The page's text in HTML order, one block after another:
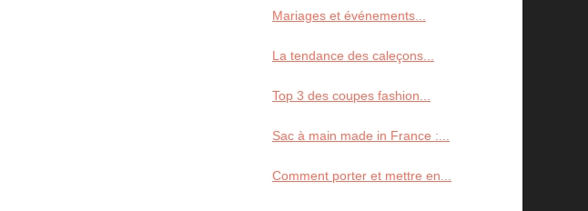
Mariages et événements...
La tendance des caleçons...
Top 3 des coupes fashion...
Sac à main made in France :...
Comment porter et mettre en...